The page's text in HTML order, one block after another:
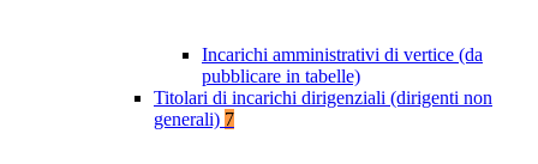
Incarichi amministrativi di vertice (da
pubblicare in tabelle)
Titolari di incarichi dirigenziali (dirigenti non
generali) 7